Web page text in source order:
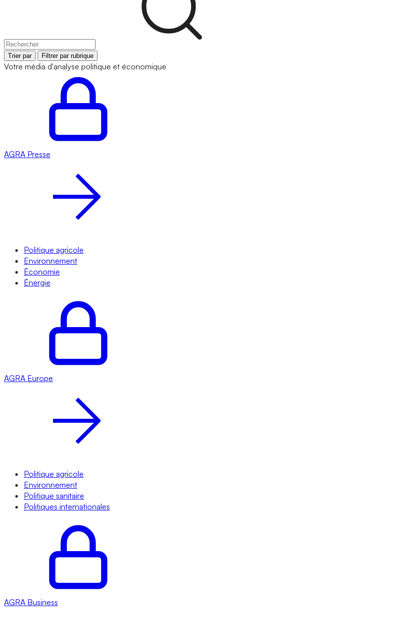
Trier par Filtrer par rubrique
Votre média d'analyse politique et économique
AGRA Presse
Politique agricole
Environnement
Économie
Énergie
AGRA Europe
Politique agricole
Environnement
Politique sanitaire
Politiques internationales
AGRA Business